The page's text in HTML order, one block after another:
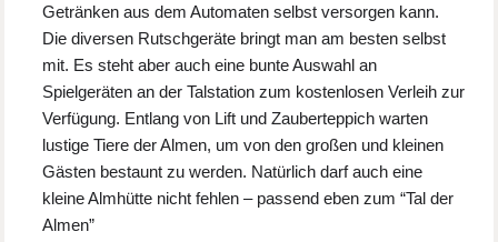
Getränken aus dem Automaten selbst versorgen kann.
Die diversen Rutschgeräte bringt man am besten selbst
mit. Es steht aber auch eine bunte Auswahl an
Spielgeräten an der Talstation zum kostenlosen Verleih zur
Verfügung. Entlang von Lift und Zauberteppich warten
lustige Tiere der Almen, um von den großen und kleinen
Gästen bestaunt zu werden. Natürlich darf auch eine
kleine Almhütte nicht fehlen – passend eben zum “Tal der
Almen”